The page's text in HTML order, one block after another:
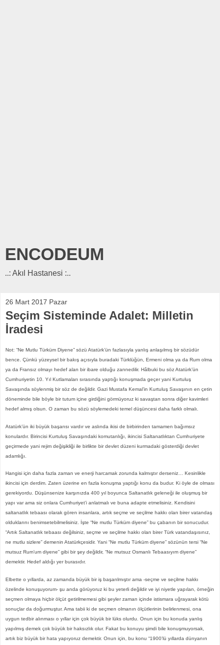
ENCODEUM
..: Akıl Hastanesi :..
26 Mart 2017 Pazar
Seçim Sisteminde Adalet: Milletin
İradesi
Not: “Ne Mutlu Türküm Diyene” sözü Atatürk’ün fazlasıyla yanlış anlaşılmış bir sözüdür
bence. Çünkü yüzeysel bir bakış açısıyla buradaki Türklüğün, Ermeni olma ya da Rum olma
ya da Fransız olmayı hedef alan bir ibare olduğu zannedilir. Hâlbuki bu söz Atatürk’ün
Cumhuriyetin 10. Yıl Kutlamaları sırasında yaptığı konuşmada geçer yani Kurtuluş
Savaşında söylenmiş bir söz de değildir. Gazi Mustafa Kemal’in Kurtuluş Savaşının en çetin
döneminde bile böyle bir tutum içine girdiğini görmüyoruz ki savaştan sonra diğer kavimleri
hedef almış olsun. O zaman bu sözü söylemedeki temel düşüncesi daha farklı olmalı.
Atatürk’ün iki büyük başarısı vardır ve aslında ikisi de birbirinden tamamen bağımsız
konulardır. Birincisi Kurtuluş Savaşındaki komutanlığı, ikincisi Saltanatlıktan Cumhuriyete
geçirmede yani rejim değişikliği ile birlikte bir devlet düzeni kurmadaki gösterdiği devlet
adamlığı.
Hangisi için daha fazla zaman ve enerji harcamak zorunda kalmıştır derseniz… Kesinlikle
ikincisi için derdim. Zaten üzerine en fazla konuşma yaptığı konu da budur. Ki öyle de olması
gerekiyordu. Düşünsenize karşınızda 400 yıl boyunca Saltanatlık geleneği ile oluşmuş bir
yapı var ama siz onlara Cumhuriyet’i anlatmalı ve buna adapte etmelisiniz. Kendisini
saltanatlık tebaası olarak gören insanlara, artık seçme ve seçilme hakkı olan birer vatandaş
olduklarını benimsetebilmelisiniz. İşte “Ne mutlu Türküm diyene” bu çabanın bir sonucudur.
“Artık Saltanatlık tebaası değilsiniz, seçme ve seçilme hakkı olan birer Türk vatandaşısınız,
ne mutlu sizlere” demenin Atatürkçesidir. Yani “Ne mutlu Türküm diyene” sözünün tersi “Ne
mutsuz Rum’um diyene” gibi bir şey değildir, “Ne mutsuz Osmanlı Tebaasıyım diyene”
demektir. Hedef aldığı yer burasıdır.
Elbette o yıllarda, az zamanda büyük bir iş başarılmıştır ama -seçme ve seçilme hakkı
özelinde konuşuyorum- şu anda görüyoruz ki bu yeterli değildir ve iyi niyetle yapılan, örneğin
seçmen olmaya hiçbir ölçüt getirilmemesi gibi şeyler zaman içinde istismara uğrayarak kötü
sonuçlar da doğurmuştur. Ama tabii ki de seçmen olmanın ölçütlerinin belirlenmesi, ona
uygun tedbir alınması o yıllar için çok büyük bir lüks olurdu. Onun için bu konuda yanlış
yapılmış demek çok büyük bir haksızlık olur. Fakat bu konuyu şimdi bile konuşmuyorsak,
artık biz büyük bir hata yapıyoruz demektir. Onun için, bu konu “1900’lü yıllarda dünyanın